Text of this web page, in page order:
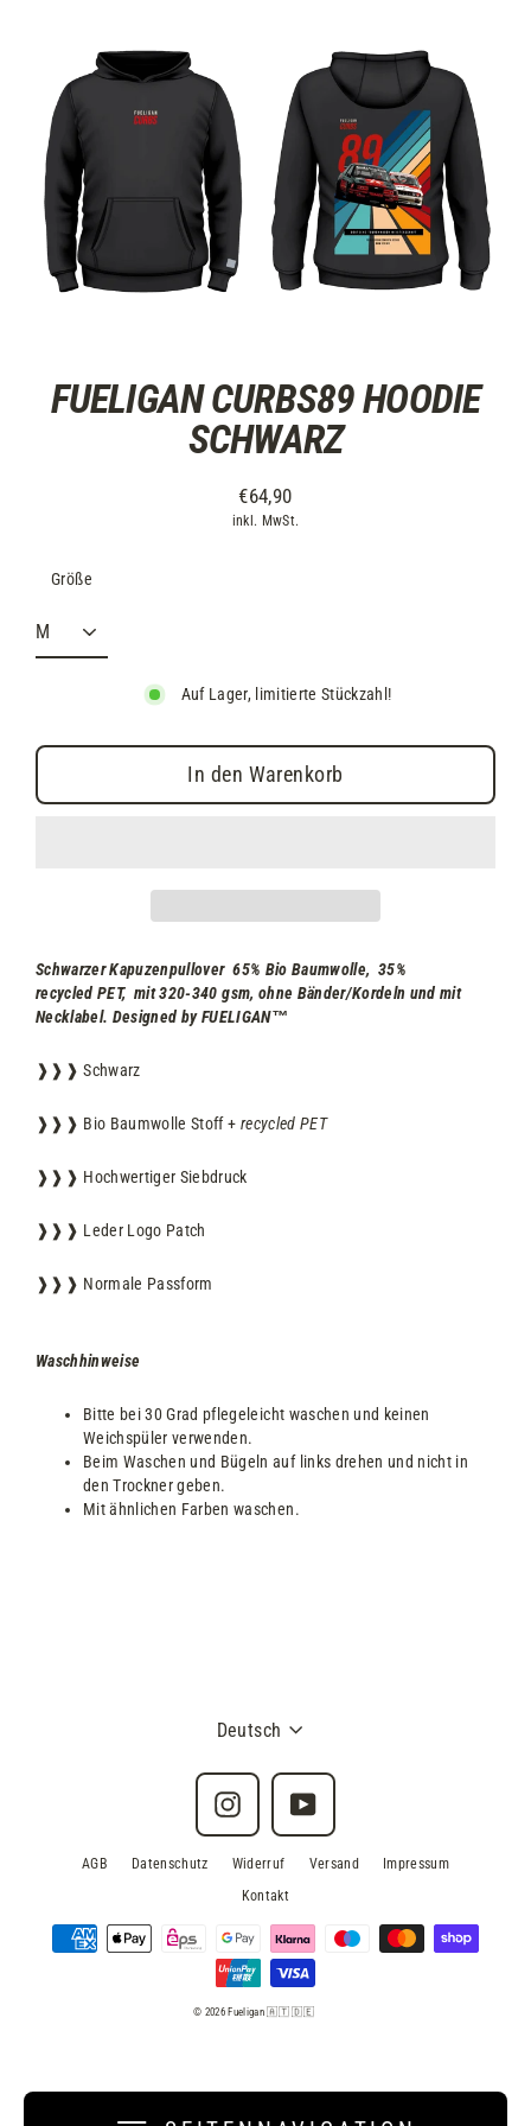
FUELIGAN CURBS89 HOODIE
SCHWARZ
€64,90
inkl. MwSt.
Größe
Auf Lager, limitierte Stückzahl!
In den Warenkorb
Schwarzer Kapuzenpullover 65% Bio Baumwolle, 35%
recycled PET, mit 320-340 gsm, ohne Bänder/Kordeln und mit
Necklabel. Designed by FUELIGAN™
❱❱❱ Schwarz
❱❱❱ Bio Baumwolle Stoff + recycled PET
❱❱❱ Hochwertiger Siebdruck
❱❱❱ Leder Logo Patch
❱❱❱ Normale Passform
Waschhinweise
Bitte bei 30 Grad pflegeleicht waschen und keinen
Weichspüler verwenden.
Beim Waschen und Bügeln auf links drehen und nicht in
den Trockner geben.
Mit ähnlichen Farben waschen.
Deutsch
Instagram YouTube
AGB Datenschutz Widerruf Versand
Impressum
Kontakt
© 2026 Fueligan 🇦🇹 🇩🇪